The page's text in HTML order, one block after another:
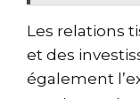
Les relations
et des
également